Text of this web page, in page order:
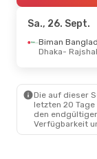
Sa., 26. Sept.
Dhaka-
Die auf dieser
letzten 20
den
Verfügbarkeit